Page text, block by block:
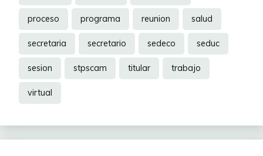
proceso programa reunion salud
secretaria secretario sedeco seduc
sesion stpscam titular trabajo
virtual